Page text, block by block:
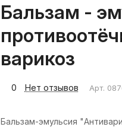
Бальзам -
варикоз
0 Нет отзывов Арт.
Бальзам-эмульсия